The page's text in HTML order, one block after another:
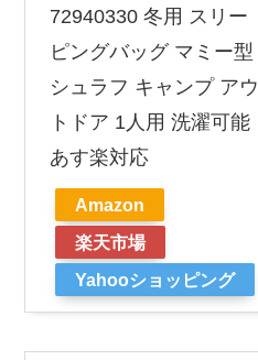
72940330 冬用 スリー
ピングバッグ マミー型
シュラフ キャンプ アウ
トドア 1人用 洗濯可能
あす楽対応
Amazon
楽天市場
Yahooショッピング